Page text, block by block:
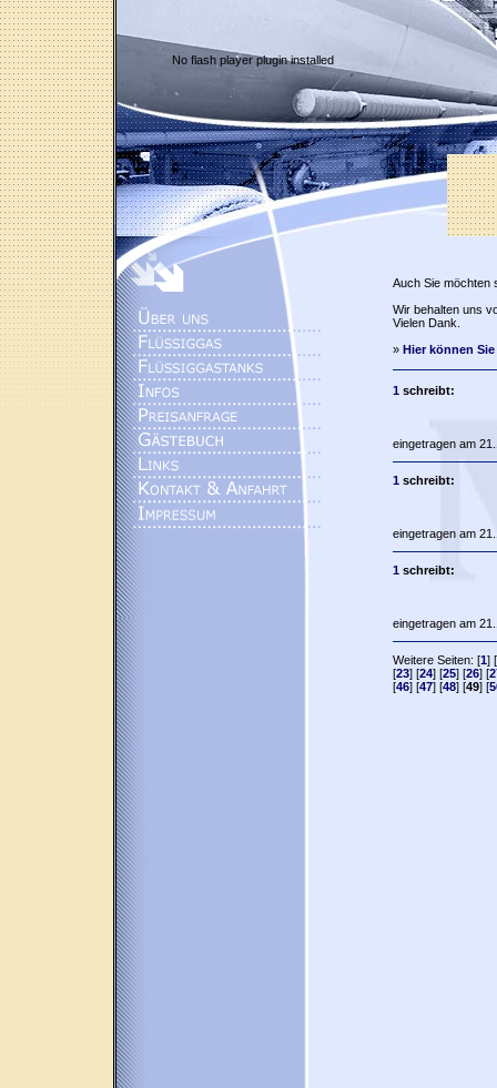
No flash player plugin installed
Auch Sie möchten
Wir behalten uns
Vielen Dank.
» Hier können
1schreibt:
eingetragen am
1schreibt:
eingetragen am
1schreibt:
eingetragen am
Weitere Seiten: [1] [
[23] [24] [25] [26] [
[46] [47] [48] [49] [